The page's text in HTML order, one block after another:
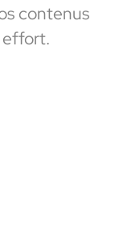
contenus
effort.